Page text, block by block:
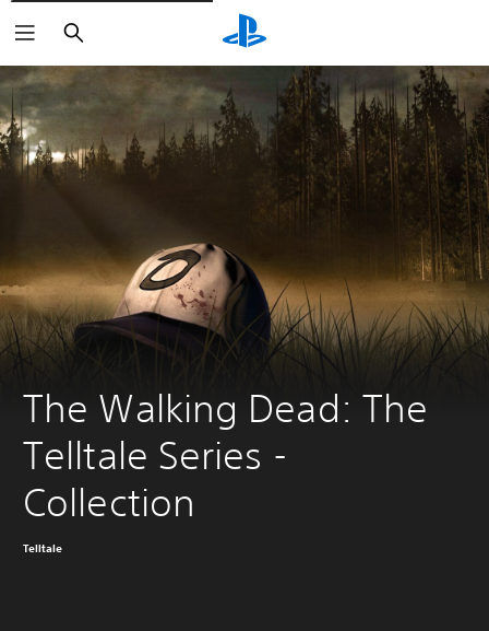
Buscar
The Walking Dead: The
Telltale Series -
Collection
Telltale